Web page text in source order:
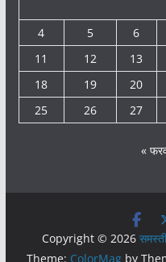
4
5 6
11
12 13
18
19 20
25
26 27
«
Copyright © 2026
Theme: ColorMagby